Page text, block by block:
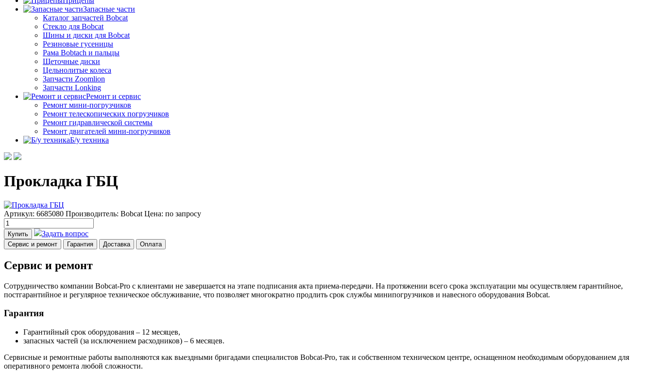
Запасные части
Каталог запчастей Bobcat
Стекло для Bobcat
Шины и диски для Bobcat
Резиновые гусеницы
Рама Bobtach и пальцы
Щеточные диски
Цельнолитые колеса
Запчасти Zoomlion
Запчасти Lonking
Ремонт и сервис
Ремонт мини-погрузчиков
Ремонт телескопических погрузчиков
Ремонт гидравлической системы
Ремонт двигателей мини-погрузчиков
Б/у техника
Прокладка ГБЦ
Артикул: 6685080 Производитель: Bobcat Цена: по запросу
Купить Задать вопрос
Сервис и ремонт Гарантия Доставка Оплата
Сервис и ремонт
Сотрудничество компании Bobcat-Pro с клиентами не завершается на этапе подписания акта приема-передачи. На протяжении всего срока эксплуатации мы осуществляем гарантийное,
постгарантийное и регулярное техническое обслуживание, что позволяет многократно продлить срок службы минипогрузчиков и навесного оборудования Bobcat.
Гарантия
Гарантийный срок оборудования – 12 месяцев,
запасных частей (за исключением расходников) – 6 месяцев.
Сервисные и ремонтные работы выполняются как выездными бригадами специалистов Bobcat-Pro, так и собственном техническом центре, оснащенном необходимым оборудованием для
оперативного ремонта любой сложности.